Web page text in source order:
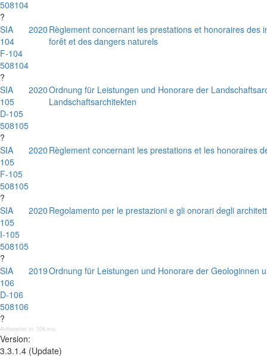
508104
?
SIA
104
F-104
508104
?
2020 Règlement concernant les prestations et honoraires des
forêt et des dangers naturels
SIA
105
D-105
508105
?
2020Ordnung für Leistungen und Honorare der
Landschaftsarchitekten
SIA
105
F-105
508105
?
2020 Règlement concernant les prestations et les honoraires
SIA
105
I-105
508105
?
2020 Regolamento per le prestazioni e gli onorari degli
SIA
106
D-106
508106
?
2019Ordnung für Leistungen und Honorare der Geologinnen
Aufbereitet in: 104 ms;
Version:
3.3.1.4 (Update)